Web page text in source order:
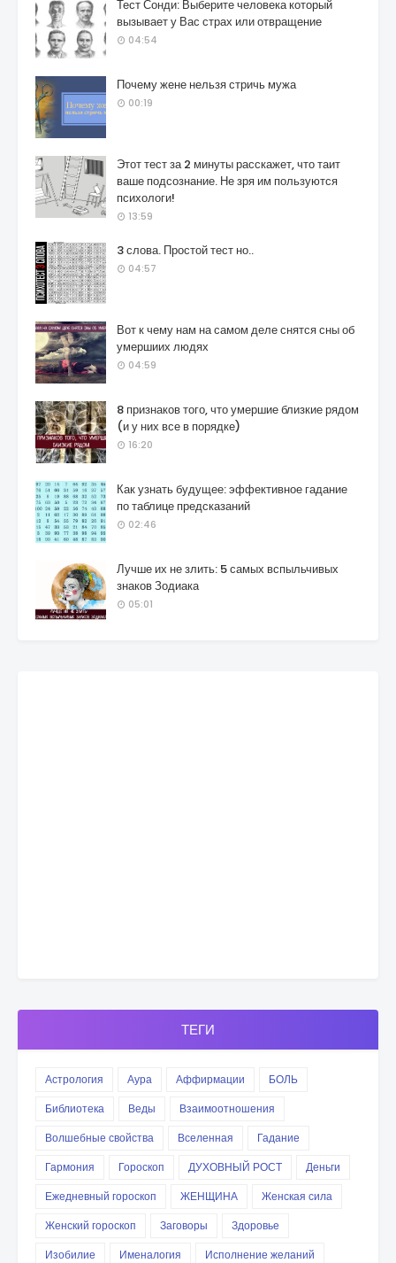
Тест Сонди: Выберите человека который
вызывает у Вас страх или отвращение
04:54
Почему жене нельзя стричь мужа
00:19
Этот тест за 2 минуты расскажет, что таит
ваше подсознание. Не зря им пользуются
психологи!
13:59
3 слова. Простой тест но..
04:57
Вот к чему нам на самом деле снятся сны об
умершиих людях
04:59
8 признаков того, что умершие близкие рядом
(и у них все в порядке)
16:20
Как узнать будущее: эффективное гадание
по таблице предсказаний
02:46
Лучше их не злить: 5 самых вспыльчивых
знаков Зодиака
05:01
ТЕГИ
Астрология Аура Аффирмации
БОЛЬ
Библиотека
Веды
Взаимоотношения
Волшебные свойства
Вселенная
Гадание
Гармония
Гороскоп ДУХОВНЫЙ РОСТ
Деньги
Ежедневный гороскоп
ЖЕНЩИНА
Женская сила
Женский гороскоп
Заговоры
Здоровье
Изобилие
Именалогия
Исполнение желаний